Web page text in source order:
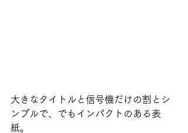
大きなタイトルと信号機だけの割とシ
ンプルで、でもインパクトのある表
紙。